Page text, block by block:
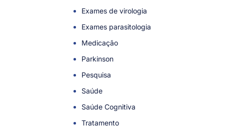
Exames de virologia
Exames parasitologia
Medicação
Parkinson
Pesquisa
Saúde
Saúde Cognitiva
Tratamento